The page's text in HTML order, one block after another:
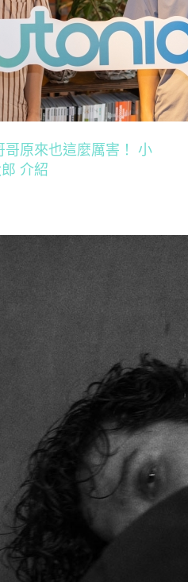
哥原來也這麼厲害！ 小
介紹